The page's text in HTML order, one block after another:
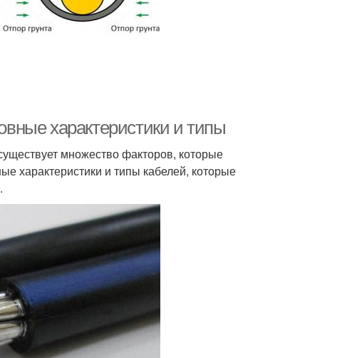
характеристики и типы
множество факторов, которые
характеристики и типы кабелей, которые